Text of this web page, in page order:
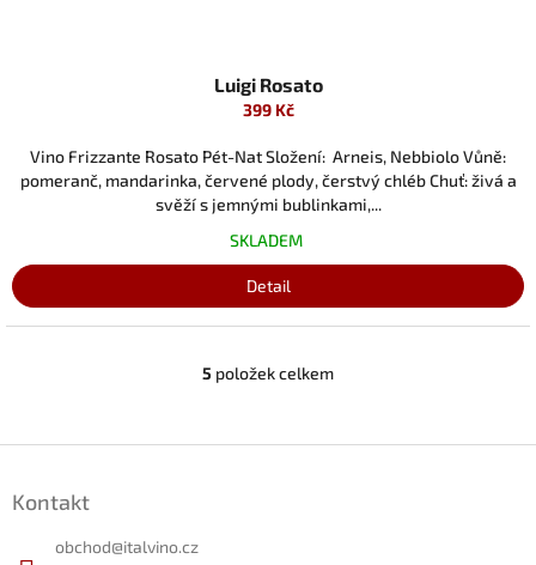
Luigi Rosato
399 Kč
Vino Frizzante Rosato Pét-Nat Složení: Arneis, Nebbiolo Vůně:
pomeranč, mandarinka, červené plody, čerstvý chléb Chuť: živá a
svěží s jemnými bublinkami,...
SKLADEM
Detail
O
á
5 položek celkem
Kontakt
obchod@italvino.cz